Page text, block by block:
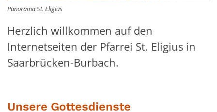
Panorama St. Eligius
Herzlich willkommen auf den
Internetseiten der Pfarrei St. Eligius in
Saarbrücken-Burbach.
Unsere Gottesdienste